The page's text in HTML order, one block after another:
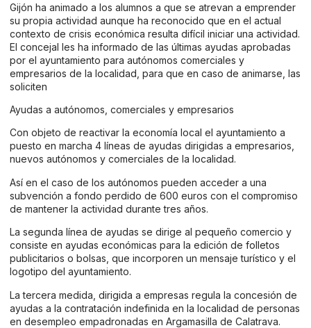
Gijón ha animado a los alumnos a que se atrevan a emprender
su propia actividad aunque ha reconocido que en el actual
contexto de crisis económica resulta difícil iniciar una actividad.
El concejal les ha informado de las últimas ayudas aprobadas
por el ayuntamiento para autónomos comerciales y
empresarios de la localidad, para que en caso de animarse, las
soliciten
Ayudas a autónomos, comerciales y empresarios
Con objeto de reactivar la economía local el ayuntamiento a
puesto en marcha 4 líneas de ayudas dirigidas a empresarios,
nuevos autónomos y comerciales de la localidad.
Así en el caso de los autónomos pueden acceder a una
subvención a fondo perdido de 600 euros con el compromiso
de mantener la actividad durante tres años.
La segunda línea de ayudas se dirige al pequeño comercio y
consiste en ayudas económicas para la edición de folletos
publicitarios o bolsas, que incorporen un mensaje turístico y el
logotipo del ayuntamiento.
La tercera medida, dirigida a empresas regula la concesión de
ayudas a la contratación indefinida en la localidad de personas
en desempleo empadronadas en Argamasilla de Calatrava.